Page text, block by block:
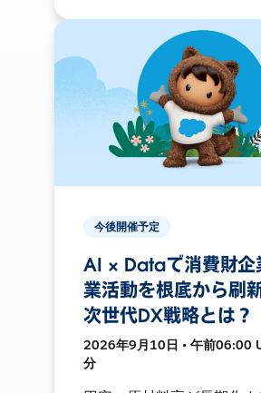
今後開催予定
AI × Dataで消費財企
業活動を根底から刷新
次世代DX戦略とは？
2026年9月10日 • 午前06:00
分